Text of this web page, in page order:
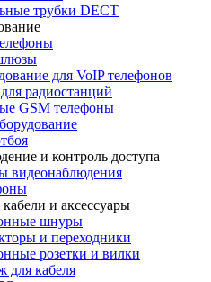
трубки DECT
для VoIP телефонов
радиостанций
GSM телефоны
и контроль доступа
видеонаблюдения
и аксессуары
шнуры
и переходники
розетки и вилки
для кабеля